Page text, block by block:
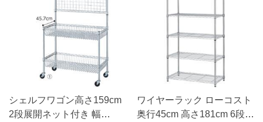
シェルフワゴン高さ159cm
2段展開ネット付き 幅
ワイヤーラック ローコスト
奥行45cm 高さ181cm 6段